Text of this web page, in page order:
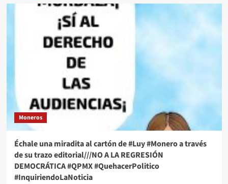
Moneros
Échale una miradita al cartón de #Luy #Monero a través
de su trazo editorial///NO A LA REGRESIÓN
DEMOCRÁTICA #QPMX #QuehacerPolitico
#InquiriendoLaNoticia